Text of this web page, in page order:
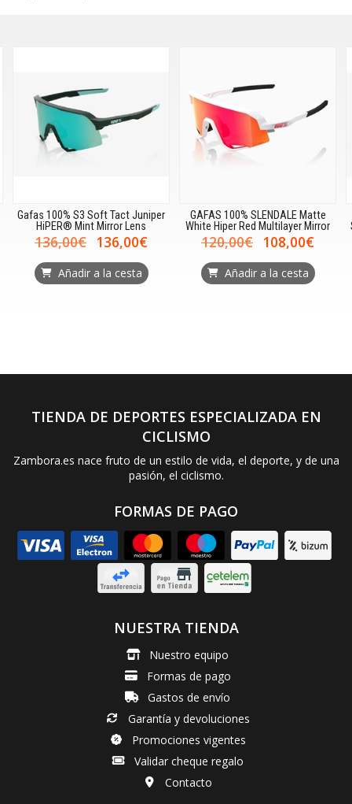
Juniper
GAFAS 100% SLENDALE Matte
White Hiper Red Multilayer Mirror
120,00€ 108,00€
Añadir a la cesta
GAFAS 100% SLENDALE
Storm Metallic Purple
110,00€
Añadir a la cesta
TIENDA DE DEPORTES ESPECIALIZADA EN
CICLISMO
Zambora.es nace fruto de un estilo de vida, el deporte, y de una
pasión, el ciclismo.
FORMAS DE PAGO
NUESTRA TIENDA
Nuestro equipo
Formas de pago
Gastos de envío
Garantía y devoluciones
Promociones vigentes
Validar cheque regalo
Contacto